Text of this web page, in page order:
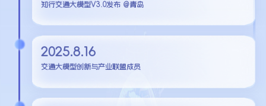
知行交通大模型V3.0发布 @青岛
2025.8.16
交通大模型创新与产业联盟成员